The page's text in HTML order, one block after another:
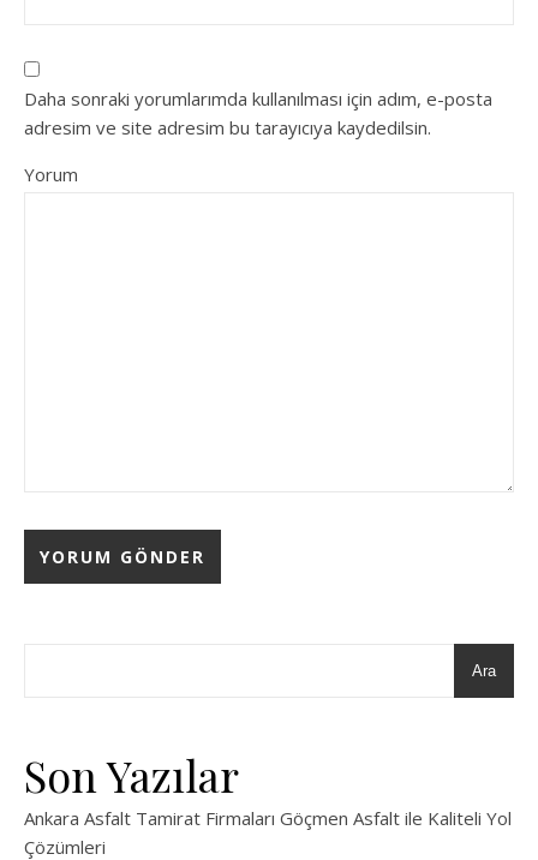
Daha sonraki yorumlarımda kullanılması için adım, e-posta
adresim ve site adresim bu tarayıcıya kaydedilsin.
Yorum
Ara
Son Yazılar
Ankara Asfalt Tamirat Firmaları Göçmen Asfalt ile Kaliteli Yol
Çözümleri